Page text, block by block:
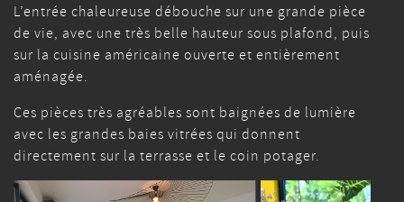
L’entrée chaleureuse débouche sur une grande pièce
de vie, avec une très belle hauteur sous plafond, puis
sur la cuisine américaine ouverte et entièrement
aménagée.
Ces pièces très agréables sont baignées de lumière
avec les grandes baies vitrées qui donnent
directement sur la terrasse et le coin potager.